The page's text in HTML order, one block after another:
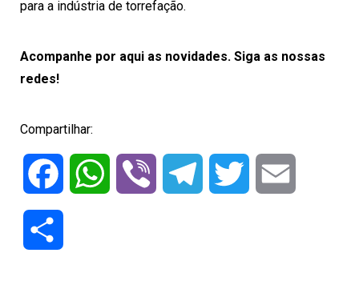
para a indústria de torrefação.
Acompanhe por aqui as novidades. Siga as nossas
redes!
Compartilhar:
Facebook WhatsApp Viber Telegram Twitter